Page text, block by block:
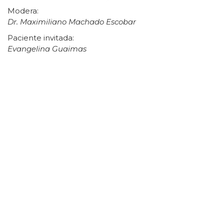
Modera:
Dr. Maximiliano Machado Escobar
Paciente invitada:
Evangelina Guaimas